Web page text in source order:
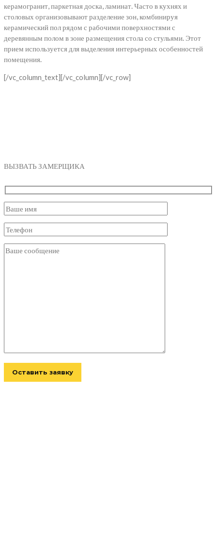
керамогранит, паркетная доска, ламинат. Часто в кухнях и
столовых организовывают разделение зон, комбинируя
керамический пол рядом с рабочими поверхностями с
деревянным полом в зоне размещения стола со стульями. Этот
прием используется для выделения интерьерных особенностей
помещения.
[/vc_column_text][/vc_column][/vc_row]
ВЫЗВАТЬ ЗАМЕРЩИКА